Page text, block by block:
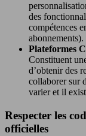
des
compétences
abonnements).
Plateformes
Constituent
d’obtenir des
collaborer sur
varier et il
Respecter les
officielles